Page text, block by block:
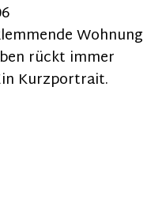
Wohnung
rückt immer
Kurzportrait.